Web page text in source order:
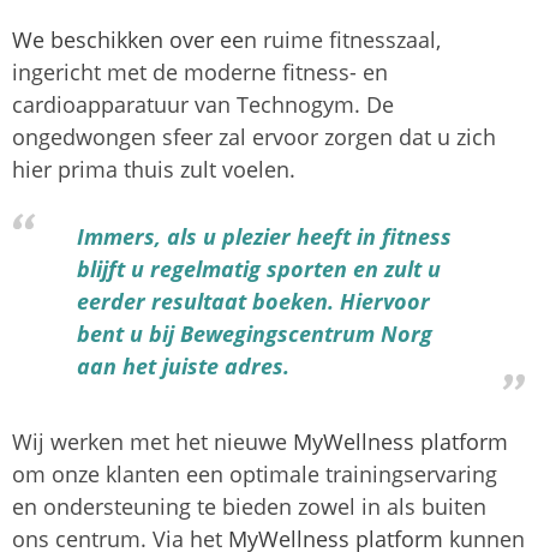
We beschikken over een ruime fitnesszaal,
ingericht met de moderne fitness- en
cardioapparatuur van Technogym. De
ongedwongen sfeer zal ervoor zorgen dat u zich
hier prima thuis zult voelen.
Immers, als u plezier heeft in fitness
blijft u regelmatig sporten en zult u
eerder resultaat boeken. Hiervoor
bent u bij Bewegingscentrum Norg
aan het juiste adres.
Wij werken met het nieuwe MyWellness platform
om onze klanten een optimale trainingservaring
en ondersteuning te bieden zowel in als buiten
ons centrum. Via het MyWellness platform kunnen